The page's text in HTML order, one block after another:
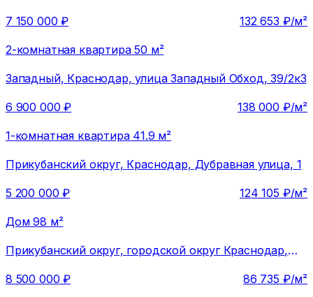
7 150 000 ₽ 132 653 ₽/м²
2-комнатная квартира 50 м²
Западный, Краснодар, улица Западный Обход, 39/2к3
6 900 000 ₽ 138 000 ₽/м²
1-комнатная квартира 41.9 м²
Прикубанский округ, Краснодар, Дубравная улица, 1
5 200 000 ₽ 124 105 ₽/м²
Дом 98 м²
Прикубанский округ, городской округ Краснодар,
8 500 000 ₽ 86 735 ₽/м²